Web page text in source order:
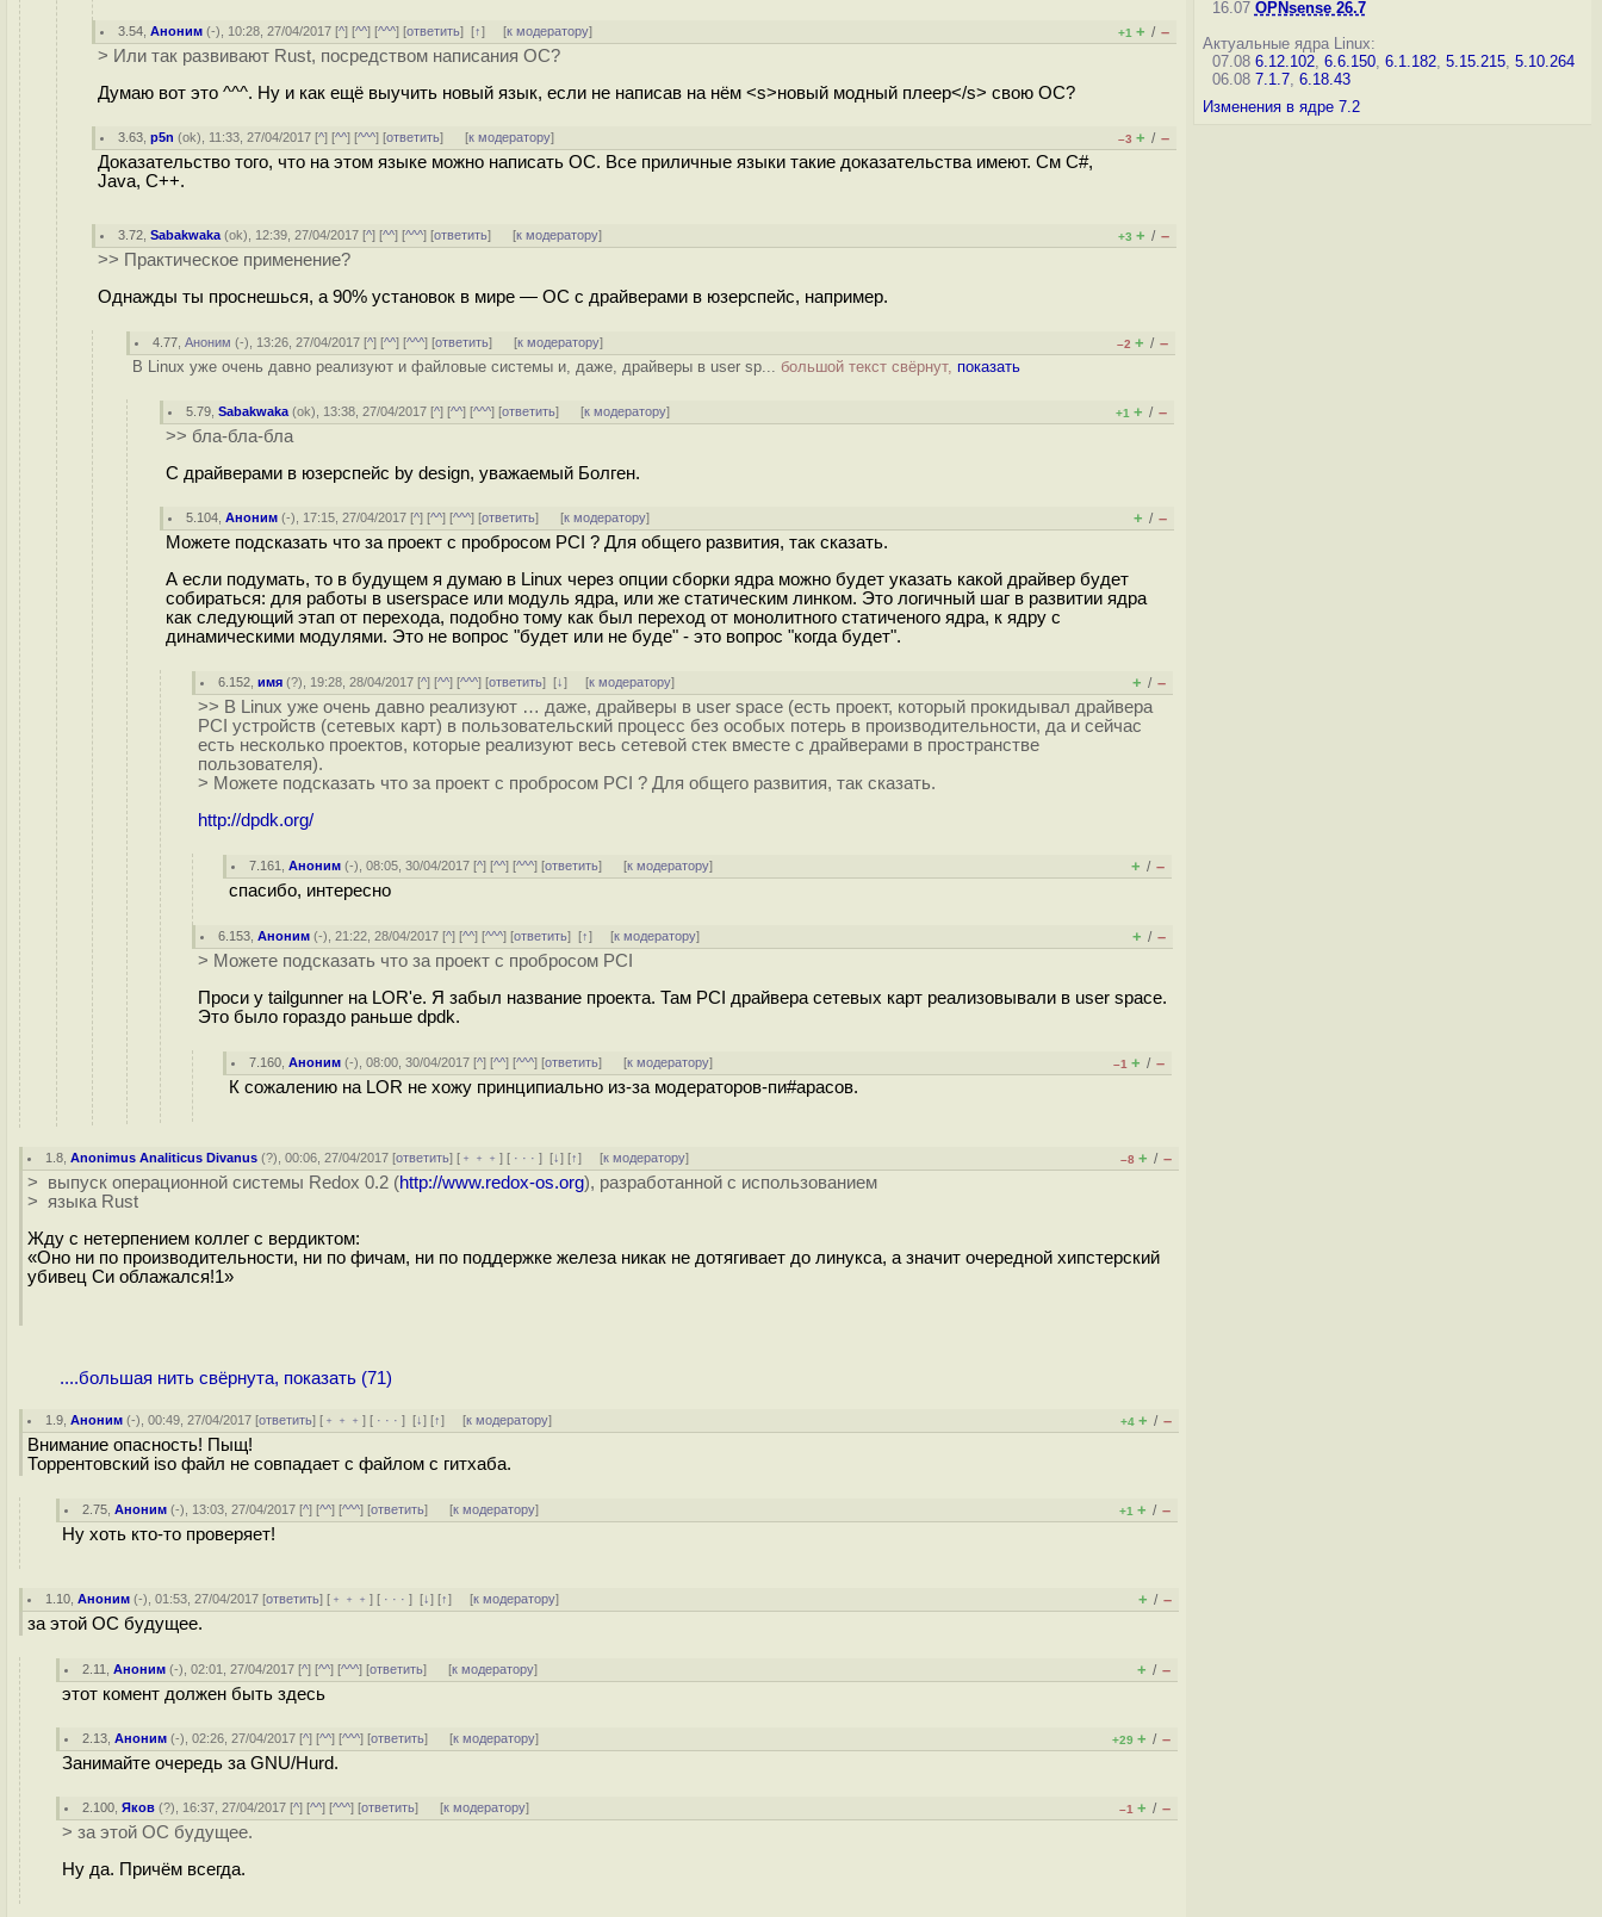
3.54 ,Аноним (-), 10:28, 27/04/2017 [^] [^^] [^^^] [ответить][↑] [к модератору] +1 + / –
> Или так развивают Rust, посредством написания ОС?
Думаю вот это ^^^. Ну и как ещё выучить новый язык, если не написав на нём <s>новый модный плеер</s> свою ОС?
3.63 ,p5n (ok), 11:33, 27/04/2017 [^] [^^] [^^^] [ответить] [к модератору] –3 + / –
Доказательство того, что на этом языке можно написать ОС. Все приличные языки такие доказательства имеют. См C#,
Java, C++.
3.72 ,Sabakwaka (ok), 12:39, 27/04/2017 [^] [^^] [^^^] [ответить] [к модератору] +3 + / –
>> Практическое применение?
Однажды ты проснешься, а 90% установок в мире — ОС с драйверами в юзерспейс, например.
4.77 ,Аноним (-), 13:26, 27/04/2017 [^] [^^] [^^^] [ответить] [к модератору] –2 + / –
В Linux уже очень давно реализуют и файловые системы и, даже, драйверы в user sp... большой текст свёрнут, показать
5.79 ,Sabakwaka (ok), 13:38, 27/04/2017 [^] [^^] [^^^] [ответить] [к модератору] +1 + / –
>> бла-бла-бла
С драйверами в юзерспейс by design, уважаемый Болген.
5.104 ,Аноним (-), 17:15, 27/04/2017 [^] [^^] [^^^] [ответить] [к модератору] + / –
Можете подсказать что за проект с пробросом PCI ? Для общего развития, так сказать.
А если подумать, то в будущем я думаю в Linux через опции сборки ядра можно будет указать какой драйвер будет
собираться: для работы в userspace или модуль ядра, или же статическим линком. Это логичный шаг в развитии ядра
как следующий этап от перехода, подобно тому как был переход от монолитного статиченого ядра, к ядру с
динамическими модулями. Это не вопрос "будет или не буде" - это вопрос "когда будет".
6.152 ,имя (?), 19:28, 28/04/2017 [^] [^^] [^^^] [ответить][↓] [к модератору] + / –
>> В Linux уже очень давно реализуют … даже, драйверы в user space (есть проект, который прокидывал драйвера
PCI устройств (сетевых карт) в пользовательский процесс без особых потерь в производительности, да и сейчас
есть несколько проектов, которые реализуют весь сетевой стек вместе с драйверами в пространстве
пользователя).
> Можете подсказать что за проект с пробросом PCI ? Для общего развития, так сказать.
http://dpdk.org/
7.161 ,Аноним (-), 08:05, 30/04/2017 [^] [^^] [^^^] [ответить] [к модератору] + / –
спасибо, интересно
6.153 ,Аноним (-), 21:22, 28/04/2017 [^] [^^] [^^^] [ответить][↑] [к модератору] + / –
> Можете подсказать что за проект с пробросом PCI
Проси у tailgunner на LOR'е. Я забыл название проекта. Там PCI драйвера сетевых карт реализовывали в user space.
Это было гораздо раньше dpdk.
7.160 ,Аноним (-), 08:00, 30/04/2017 [^] [^^] [^^^] [ответить] [к модератору] –1 + / –
К сожалению на LOR не хожу принципиально из-за модераторов-пи#арасов.
1.8 ,Anonimus Analiticus Divanus (?), 00:06, 27/04/2017 [ответить] [ ﹢﹢﹢] [ · · ·][↓] [↑] [к модератору] –8 + / –
> выпуск операционной системы Redox 0.2 (http://www.redox-os.org), разработанной с использованием
> языка Rust
Жду с нетерпением коллег с вердиктом:
«Оно ни по произвoдительности, ни по фичaм, ни по поддержке железа никак не дотягивает до линукса, а значит очередной хипстeрский
убивeц Си облaжался!1»
....большая нить свёрнута, показать (71)
1.9 ,Аноним (-), 00:49, 27/04/2017 [ответить] [ ﹢﹢﹢] [ · · ·][↓] [↑] [к модератору] +4 + / –
Внимание опасность! Пыщ!
Торрентовский iso файл не совпадает с файлом с гитхаба.
2.75 ,Аноним (-), 13:03, 27/04/2017 [^] [^^] [^^^] [ответить] [к модератору] +1 + / –
Ну хоть кто-то проверяет!
1.10 ,Аноним (-), 01:53, 27/04/2017 [ответить] [ ﹢﹢﹢] [ · · ·][↓] [↑] [к модератору] + / –
за этой ОС будущее.
2.11 ,Аноним (-), 02:01, 27/04/2017 [^] [^^] [^^^] [ответить] [к модератору] + / –
этот комент должен быть здесь
2.13 ,Аноним (-), 02:26, 27/04/2017 [^] [^^] [^^^] [ответить] [к модератору] +29 + / –
Занимайте очередь за GNU/Hurd.
2.100 ,Яков (?), 16:37, 27/04/2017 [^] [^^] [^^^] [ответить] [к модератору] –1 + / –
> за этой ОС будущее.
Ну да. Причём всегда.
16.07 OPNsense 26.7
Актуальные ядра Linux:
07.08 6.12.102, 6.6.150, 6.1.182, 5.15.215, 5.10.264
06.08 7.1.7, 6.18.43
Изменения в ядре 7.2